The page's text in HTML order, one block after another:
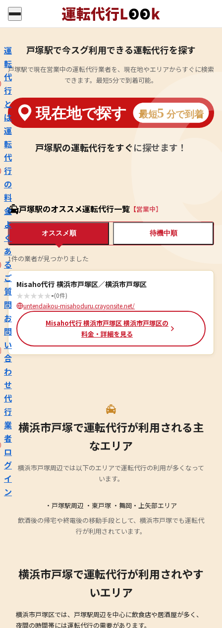
運
転
代
行
と
は
運
転
代
行
の
料
金
よ
く
あ
る
ご
質
問
お
問
い
合
わ
せ
代
行
業
者
ロ
グ
イ
ン
戸塚駅で今スグ利用できる運転代行を探す
戸塚駅で現在営業中の運転代行業者を、現在地やエリアからすぐに検索
できます。最短5分で到着可能。
戸塚駅の運転代行をすぐに探せます！
戸塚駅のオススメ運転代行一覧 【営業中】
オススメ順 待機中順
1件の業者が見つかりました
Misaho代行 横浜市戸塚区／横浜市戸塚区
★★★★★-(0件)
untendaikou-misahoduru.crayonsite.net/
Misaho代行 横浜市戸塚区 横浜市戸塚区の
料金・詳細を見る
横浜市戸塚で運転代行が利用される主
なエリア
横浜市戸塚周辺では以下のエリアで運転代行の利用が多くなって
います。
・戸塚駅周辺 ・東戸塚 ・舞岡・上矢部エリア
飲酒後の帰宅や終電後の移動手段として、横浜市戸塚でも運転代
行が利用されています。
横浜市戸塚で運転代行が利用されやす
いエリア
横浜市戸塚区では、戸塚駅周辺を中心に飲食店や居酒屋が多く、
夜間の時間帯には運転代行の需要があります。